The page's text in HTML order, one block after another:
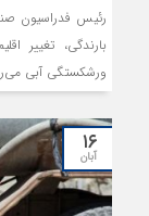
رئیس فدراسیون
ورشکستگی آبی
۱۶
آبان